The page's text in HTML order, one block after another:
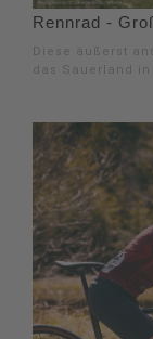
Rennrad -
Diese äußerst
das Sauerland